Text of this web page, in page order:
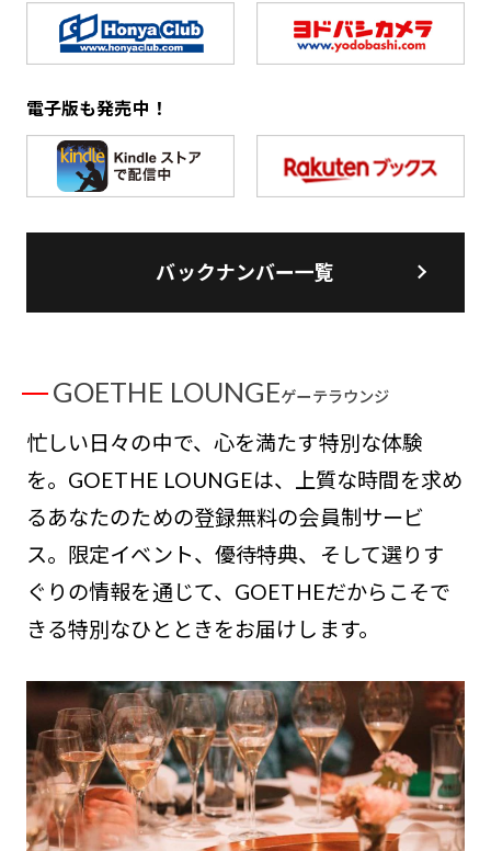
電子版も発売中！
バックナンバー一覧
GOETHE LOUNGEゲーテラウンジ
忙しい日々の中で、心を満たす特別な体験
を。GOETHE LOUNGEは、上質な時間を求め
るあなたのための登録無料の会員制サービ
ス。限定イベント、優待特典、そして選りす
ぐりの情報を通じて、GOETHEだからこそで
きる特別なひとときをお届けします。